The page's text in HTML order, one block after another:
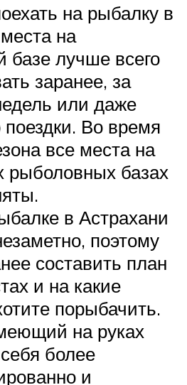
на рыбалку в
на
базе лучше всего
заранее, за
или даже
Во время
все места на
рыболовных базах
в Астрахани
поэтому
составить план
и на какие
порыбачить.
на руках
более
и